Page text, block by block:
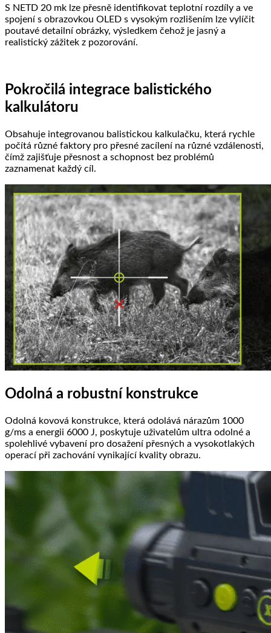
S NETD 20 mk lze přesně identifikovat teplotní rozdíly a ve
spojení s obrazovkou OLED s vysokým rozlišením lze vylíčit
poutavé detailní obrázky, výsledkem čehož je jasný a
realistický zážitek z pozorování.
Pokročilá integrace balistického
kalkulátoru
Obsahuje integrovanou balistickou kalkulačku, která rychle
počítá různé faktory pro přesné zacílení na různé vzdálenosti,
čímž zajišťuje přesnost a schopnost bez problémů
zaznamenat každý cíl.
Odolná a robustní konstrukce
Odolná kovová konstrukce, která odolává nárazům 1000
g/ms a energii 6000 J, poskytuje uživatelům ultra odolné a
spolehlivé vybavení pro dosažení přesných a vysokotlakých
operací při zachování vynikající kvality obrazu.